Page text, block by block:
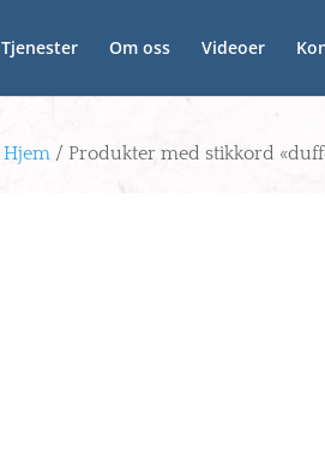
Tjenester Om oss Videoer
Hjem/ Produkter med stikkord